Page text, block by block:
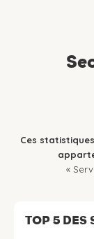
Ces
«
TOP 5 DES